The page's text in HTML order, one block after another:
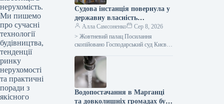
нерухомість.
Ми пишемо
про сучасні
технології
будівництва,
тенденції
ринку
нерухомості
та практичні
поради з
якісного
Судова інстанція повернула у
державну власність
Жовтневий палац, оцінений
приблизно в мільярд.
Алла Самсоненко
Сер 8, 2026
> Жовтневий палац Посилання
скопійовано Господарський суд Києва
повернення у державне володіння
споруд колишнього Жовтневого
палацу. Про…
Водопостачання в Марганці
та довколишніх громадах було